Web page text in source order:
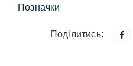
Позначки
Поділитись: